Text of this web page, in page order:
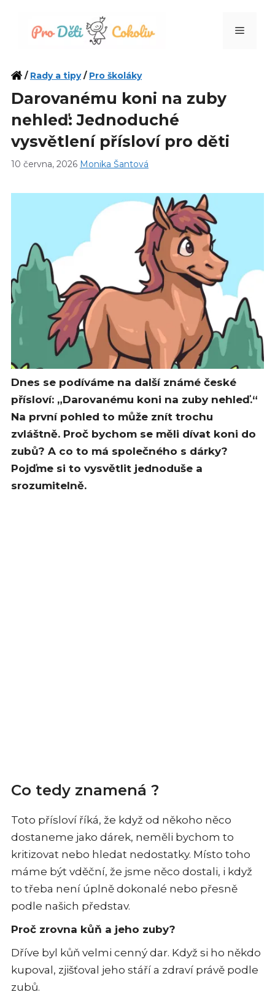
Menu
/ Rady a tipy/ Pro školáky
Darovanému koni na zuby
nehleď: Jednoduché
vysvětlení přísloví pro děti
10 června, 2026 Monika Šantová
Dnes se podíváme na další známé české
přísloví: „Darovanému koni na zuby nehleď.“
Na první pohled to může znít trochu
zvláštně. Proč bychom se měli dívat koni do
zubů? A co to má společného s dárky?
Pojďme si to vysvětlit jednoduše a
srozumitelně.
Co tedy znamená ?
Toto přísloví říká, že když od někoho něco
dostaneme jako dárek, neměli bychom to
kritizovat nebo hledat nedostatky. Místo toho
máme být vděční, že jsme něco dostali, i když
to třeba není úplně dokonalé nebo přesně
podle našich představ.
Proč zrovna kůň a jeho zuby?
Dříve byl kůň velmi cenný dar. Když si ho někdo
kupoval, zjišťoval jeho stáří a zdraví právě podle
zubů.